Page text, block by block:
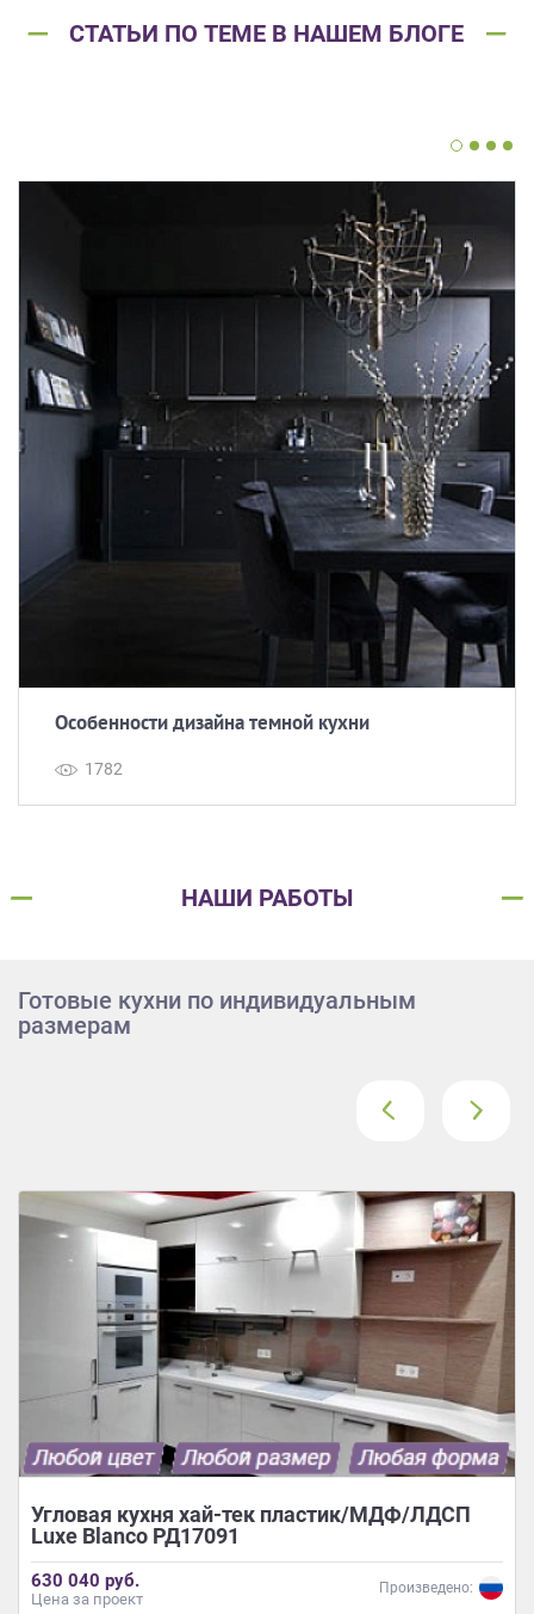
СТАТЬИ ПО ТЕМЕ В НАШЕМ БЛОГЕ
Особенности дизайна темной кухни
1782
НАШИ РАБОТЫ
Готовые кухни по индивидуальным
размерам
Угловая кухня хай-тек пластик/МДФ/ЛДСП
Luxe Blanco РД17091
630 040 руб.
Цена за проект
Произведено: